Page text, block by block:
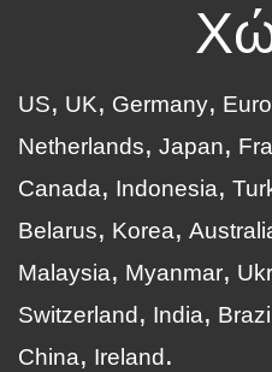
US UK Germany
Netherlands
Japan
Canada
Indonesia
Belarus
Korea
Malaysia
Myanmar
Switzerland
India Brazil
China
Ireland